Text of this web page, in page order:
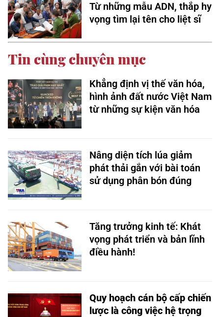
Từ những mẫu ADN, thắp hy
vọng tìm lại tên cho liệt sĩ
Tin cùng chuyên mục
Khẳng định vị thế văn hóa,
hình ảnh đất nước Việt Nam
từ những sự kiện văn hóa
Nâng diện tích lúa giảm
phát thải gắn với bài toán
sử dụng phân bón đúng
Tăng trưởng kinh tế: Khát
vọng phát triển và bản lĩnh
điều hành!
Quy hoạch cán bộ cấp chiến
lược là công việc hệ trọng